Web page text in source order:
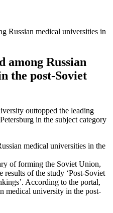
Russian medical universities in
among Russian
the post-Soviet
outtopped the leading
in the subject category
of forming the Soviet Union,
results of the study ‘Post-Soviet
According to the portal,
medical university in the post-